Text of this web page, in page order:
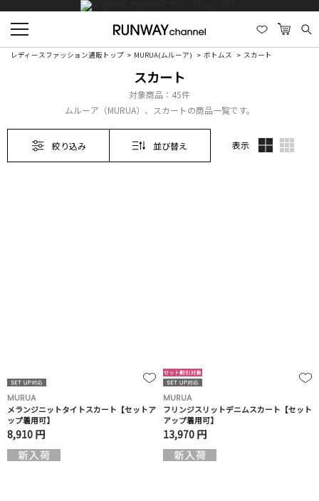
レディースファッション通販トップ MURUA(ムルーア) ボトムス スカート
スカート
対象商品： 45件
ムルーア（MURUA）、スカートの商品一覧です。
絞り込み 並び替え 表示
MURUA
メランジニットタイトスカート【セットア
ップ着用可】
8,910 円
MURUA
フリンジスリットデニムスカート【セット
アップ着用可】
13,970 円